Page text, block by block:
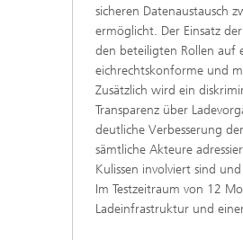
sicheren Datenaustausch
ermöglicht. Der Einsatz
den beteiligten Rollen auf
eichrechtskonforme und
Zusätzlich wird ein
Transparenz über
deutliche Verbesserung
sämtliche Akteure
Kulissen involviert sind
Im Testzeitraum von 12
Ladeinfrastruktur und